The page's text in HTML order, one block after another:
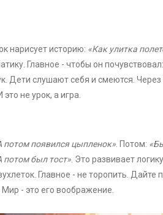
нарисует историю: «Как улитка
Главное - чтобы он
Дети слушают себя и смеются.
не урок, а игра.
потом появился цыпленок» . Потом:
потом был тост» . Это развивает
Главное - не торопить. Дайте
Мир - это его воображение.